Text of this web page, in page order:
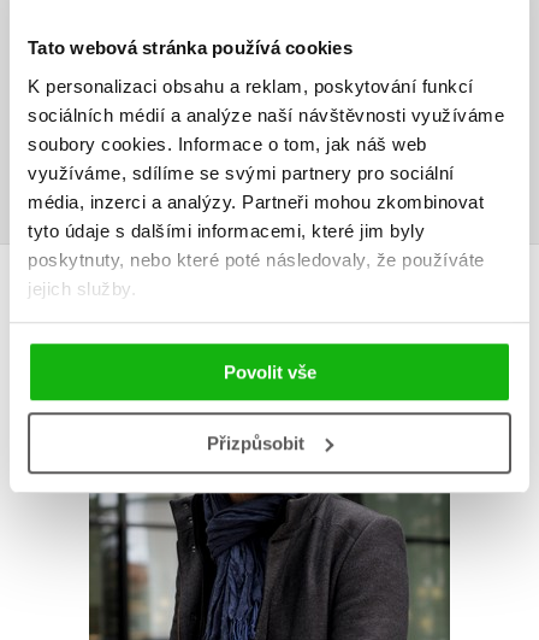
Tato webová stránka používá cookies
K personalizaci obsahu a reklam, poskytování funkcí
sociálních médií a analýze naší návštěvnosti využíváme
soubory cookies. Informace o tom, jak náš web
využíváme, sdílíme se svými partnery pro sociální
média, inzerci a analýzy. Partneři mohou zkombinovat
tyto údaje s dalšími informacemi, které jim byly
poskytnuty, nebo které poté následovaly, že používáte
jejich služby.
Povolit vše
Přizpůsobit
Vaše hodnocení
Uživatelskou recenzi mohou vkládat pouze registrovaní uživatelé
Přihlásit